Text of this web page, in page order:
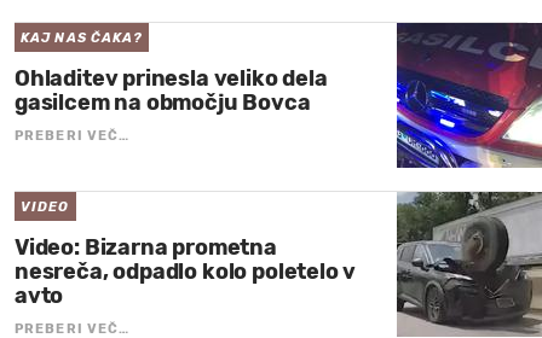
KAJ NAS ČAKA?
Ohladitev prinesla veliko dela
gasilcem na območju Bovca
PREBERI VEČ…
VIDEO
Video: Bizarna prometna
nesreča, odpadlo kolo poletelo v
avto
PREBERI VEČ…